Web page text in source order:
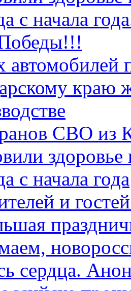
с начала
автомобилей
краю
СВО из
с начала года
и
сердца.